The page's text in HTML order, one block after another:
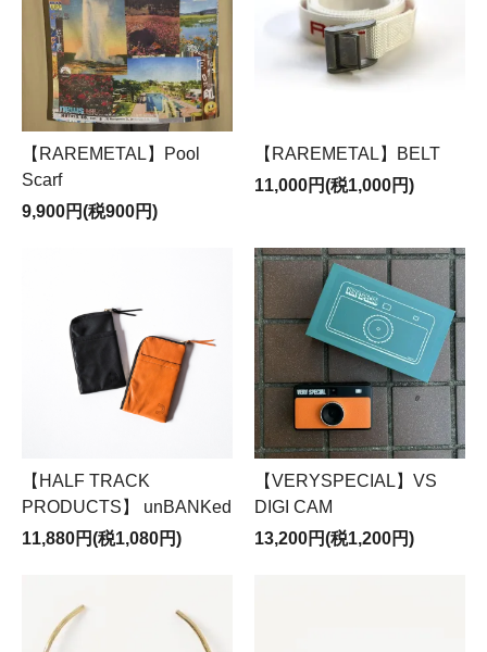
【RAREMETAL】Pool
Scarf
9,900円(税900円)
【RAREMETAL】BELT
11,000円(税1,000円)
【HALF TRACK
PRODUCTS】 unBANKed
11,880円(税1,080円)
【VERYSPECIAL】VS
DIGI CAM
13,200円(税1,200円)